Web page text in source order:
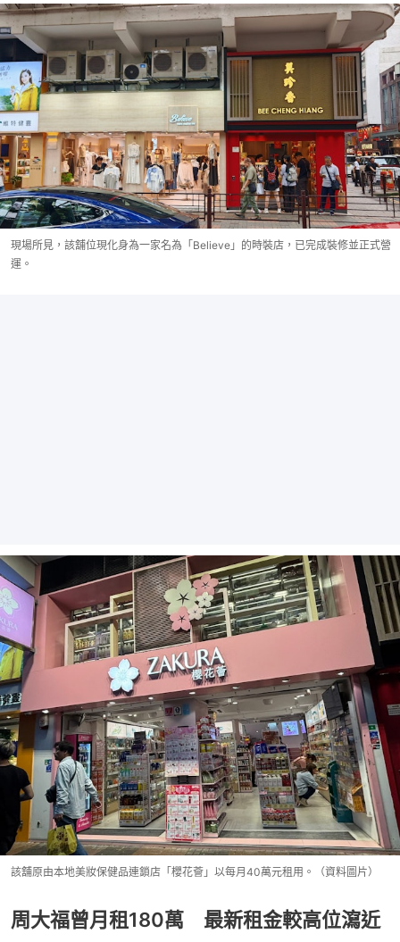
現場所見，該舖位現化身為一家名為「Believe」的時裝店，已完成裝修並正式營
運。
該舖原由本地美妝保健品連鎖店「櫻花薈」以每月40萬元租用。（資料圖片）
周大福曾月租180萬 最新租金較高位瀉近